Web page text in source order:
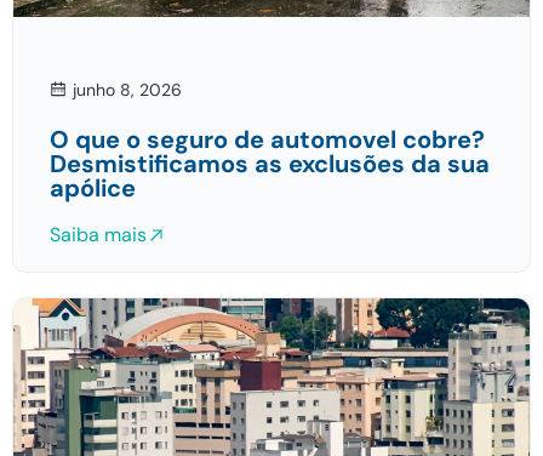
junho 8, 2026
O que o seguro de automovel cobre?
Desmistificamos as exclusões da sua
apólice
Saiba mais